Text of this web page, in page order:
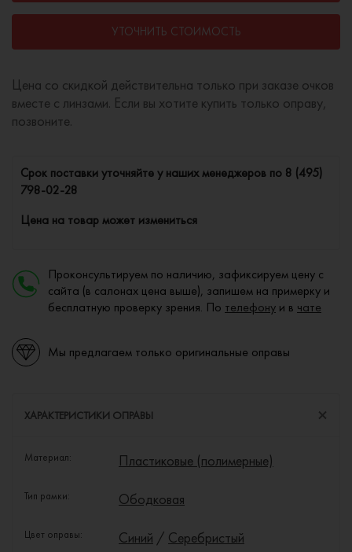
УТОЧНИТЬ СТОИМОСТЬ
Цена со скидкой действительна только при заказе очков
вместе с линзами. Если вы хотите купить только оправу,
позвоните.
Cрок поставки уточняйте у наших менеджеров по 8 (495)
798-02-28
Цена на товар может измениться
Проконсультируем по наличию, зафиксируем цену с
сайта (в салонах цена выше), запишем на примерку и
бесплатную проверку зрения. По телефону и в чате
Мы предлагаем только оригинальные оправы
ХАРАКТЕРИСТИКИ ОПРАВЫ
Материал: Пластиковые (полимерные)
Тип рамки: Ободковая
Цвет оправы: Синий / Серебристый